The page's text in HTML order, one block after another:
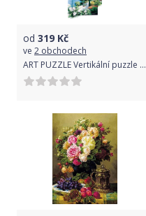
od 319 Kč
ve 2 obchodech
ART PUZZLE Vertikální puzzle Středomořské ráno 1000 dílků